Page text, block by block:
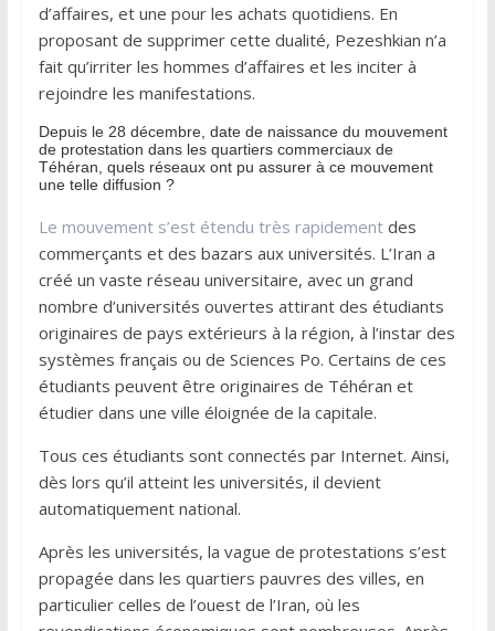
d’affaires, et une pour les achats quotidiens. En
proposant de supprimer cette dualité, Pezeshkian n’a
fait qu’irriter les hommes d’affaires et les inciter à
rejoindre les manifestations.
Depuis le 28 décembre, date de naissance du mouvement
de protestation dans les quartiers commerciaux de
Téhéran, quels réseaux ont pu assurer à ce mouvement
une telle diffusion ?
Le mouvement s’est étendu très rapidementdes
commerçants et des bazars aux universités. L’Iran a
créé un vaste réseau universitaire, avec un grand
nombre d’universités ouvertes attirant des étudiants
originaires de pays extérieurs à la région, à l’instar des
systèmes français ou de Sciences Po. Certains de ces
étudiants peuvent être originaires de Téhéran et
étudier dans une ville éloignée de la capitale.
Tous ces étudiants sont connectés par Internet. Ainsi,
dès lors qu’il atteint les universités, il devient
automatiquement national.
Après les universités, la vague de protestations s’est
propagée dans les quartiers pauvres des villes, en
particulier celles de l’ouest de l’Iran, où les